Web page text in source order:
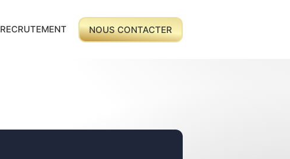
RECRUTEMENT NOUS CONTACTER